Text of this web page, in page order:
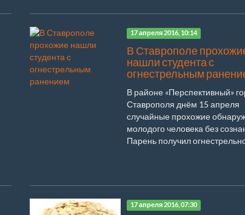
17 апреля 2016, 10:14
В Ставрополе
нашли студента с
огнестрельным
В районе «Перспективный»
Ставрополя днём 15 апреля
случайные прохожие
молодого человека без
Парень получил
17 апреля 2016, 07:30